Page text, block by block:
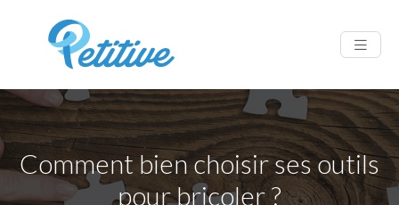
Comment bien choisir ses outils
pour bricoler ?